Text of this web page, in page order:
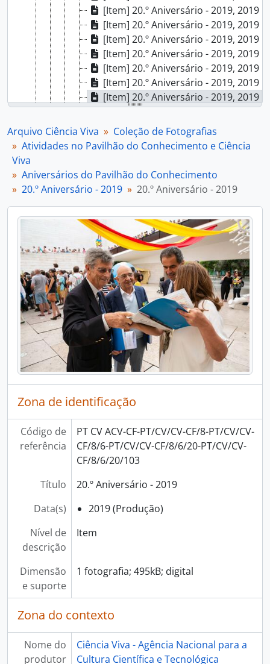
[Item] 20.º Aniversário - 2019, 2019
[Item] 20.º Aniversário - 2019, 2019
[Item] 20.º Aniversário - 2019, 2019
[Item] 20.º Aniversário - 2019, 2019
[Item] 20.º Aniversário - 2019, 2019
[Item] 20.º Aniversário - 2019, 2019
[Item] 20.º Aniversário - 2019, 2019
[Item] 20.º Aniversário - 2019, 2019
[Item] 20.º Aniversário - 2019, 2019
[Item] 20.º Aniversário - 2019, 2019
[Item] 20.º Aniversário - 2019, 2019
[Item] 20.º Aniversário - 2019, 2019
[Item] 20.º Aniversário - 2019, 2019
[Item] 20.º Aniversário - 2019, 2019
[Item] 20.º Aniversário - 2019, 2019
[Item] 20.º Aniversário - 2019, 2019
[Item] 20.º Aniversário - 2019, 2019
[Item] 20.º Aniversário - 2019, 2019
[Item] 20.º Aniversário - 2019, 2019
[Item] 20.º Aniversário - 2019, 2019
[Item] 20.º Aniversário - 2019, 2019
[Item] 20.º Aniversário - 2019, 2019
[Item] 20.º Aniversário - 2019, 2019
[Item] 20.º Aniversário - 2019, 2019
[Item] 20.º Aniversário - 2019, 2019
[Item] 20.º Aniversário - 2019, 2019
[Item] 20.º Aniversário - 2019, 2019
[Item] 20.º Aniversário - 2019, 2019
[Item] 20.º Aniversário - 2019, 2019
[Item] 20.º Aniversário - 2019, 2019
[Item] 20.º Aniversário - 2019, 2019
[Item] 20.º Aniversário - 2019, 2019
[Item] 20.º Aniversário - 2019, 2019
[Item] 20.º Aniversário - 2019, 2019
[Item] 20.º Aniversário - 2019, 2019
[Item] 20.º Aniversário - 2019, 2019
[Item] 20.º Aniversário - 2019, 2019
Arquivo Ciência Viva
Coleção de Fotografias
Atividades no Pavilhão do Conhecimento e Ciência
Viva
Aniversários do Pavilhão do Conhecimento
20.º Aniversário - 2019
20.º Aniversário - 2019
Zona de identificação
Código de
referência
PT CV ACV-CF-PT/CV/CV-CF/8-PT/CV/CV-
CF/8/6-PT/CV/CV-CF/8/6/20-PT/CV/CV-
CF/8/6/20/103
Título
20.º Aniversário - 2019
Data(s)
2019 (Produção)
Nível de
descrição
Item
Dimensão
e suporte
1 fotografia; 495kB; digital
Zona do contexto
Nome do
produtor
Ciência Viva - Agência Nacional para a
Cultura Científica e Tecnológica